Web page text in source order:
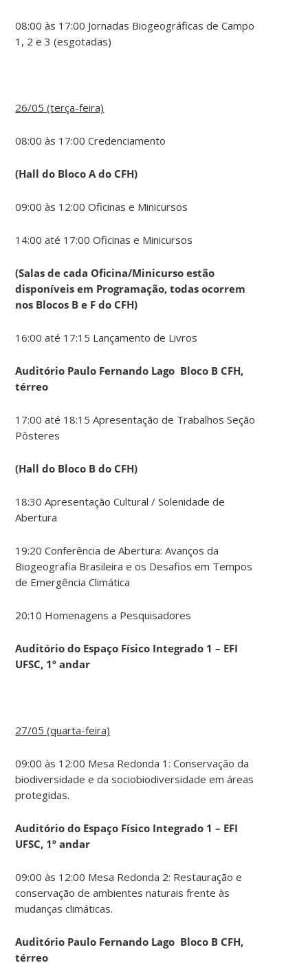
08:00 às 17:00 Jornadas Biogeográficas de Campo
1, 2 e 3 (esgotadas)
26/05 (terça-feira)
08:00 às 17:00 Credenciamento
(Hall do Bloco A do CFH)
09:00 às 12:00 Oficinas e Minicursos
14:00 até 17:00 Oficinas e Minicursos
(Salas de cada Oficina/Minicurso estão
disponíveis em Programação, todas ocorrem
nos Blocos B e F do CFH)
16:00 até 17:15 Lançamento de Livros
Auditório Paulo Fernando Lago Bloco B CFH,
térreo
17:00 até 18:15 Apresentação de Trabalhos Seção
Pôsteres
(Hall do Bloco B do CFH)
18:30 Apresentação Cultural / Solenidade de
Abertura
19:20 Conferência de Abertura: Avanços da
Biogeografia Brasileira e os Desafios em Tempos
de Emergência Climática
20:10 Homenagens a Pesquisadores
Auditório do Espaço Físico Integrado 1 – EFI
UFSC, 1º andar
27/05 (quarta-feira)
09:00 às 12:00 Mesa Redonda 1: Conservação da
biodiversidade e da sociobiodiversidade em áreas
protegidas.
Auditório do Espaço Físico Integrado 1 – EFI
UFSC, 1º andar
09:00 às 12:00 Mesa Redonda 2: Restauração e
conservação de ambientes naturais frente às
mudanças climáticas.
Auditório Paulo Fernando Lago Bloco B CFH,
térreo